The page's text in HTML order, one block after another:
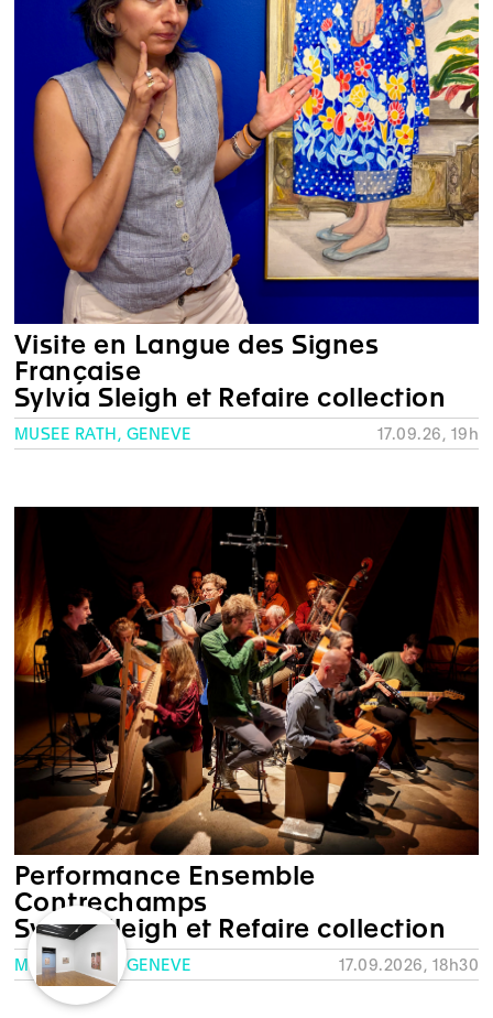
Visite en Langue des Signes
Française
Sylvia Sleigh et Refaire collection
MUSÉE RATH, GENÈVE 17.09.26, 19h
Performance Ensemble
Contrechamps
Sylvia Sleigh et Refaire collection
MUSÉE RATH, GENÈVE 17.09.2026, 18h30